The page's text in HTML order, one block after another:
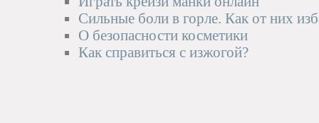
Сильные боли в горле. Как от них
О безопасности косметики
Как справиться с изжогой?